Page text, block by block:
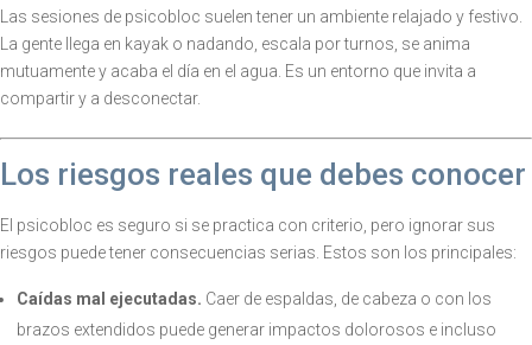
Las sesiones de psicobloc suelen tener un ambiente relajado y festivo.
La gente llega en kayak o nadando, escala por turnos, se anima
mutuamente y acaba el día en el agua. Es un entorno que invita a
compartir y a desconectar.
Los riesgos reales que debes conocer
El psicobloc es seguro si se practica con criterio, pero ignorar sus
riesgos puede tener consecuencias serias. Estos son los principales:
Caídas mal ejecutadas. Caer de espaldas, de cabeza o con los
brazos extendidos puede generar impactos dolorosos e incluso